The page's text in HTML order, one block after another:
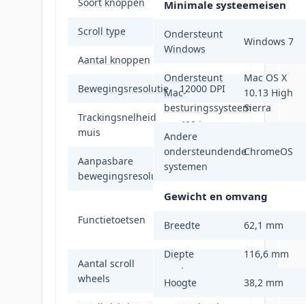
Scroll type Wiel
Aantal knoppen
Bewegingsresolutie 12000 DPI
Trackingsnelheid
muis
400 ips
Aanpasbare
bewegingsresolutie
Ja
Functietoetsen
Rug, DPI-
schakelaar,
Voorruit
Aantal scroll
wheels
1
Minimale systeemeisen
Ondersteunt
Windows
Windows 7
Ondersteunt
Mac-
besturingssysteem
Mac OS X
10.13 High
Sierra
Andere
ondersteundende
systemen
ChromeOS
Gewicht en omvang
Breedte 62,1 mm
Diepte 116,6 mm
Hoogte 38,2 mm